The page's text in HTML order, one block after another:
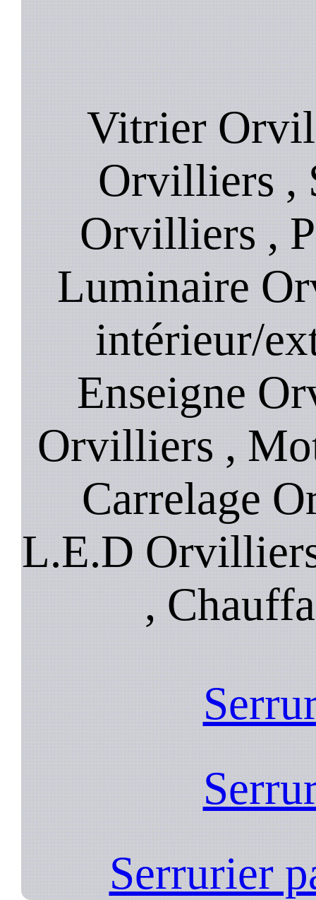
Vitrier
Orvilliers ,
Orvilliers ,
Luminaire
intérieur/
Enseigne
Orvilliers ,
Carrelage
L.E.D
,
Serrurier